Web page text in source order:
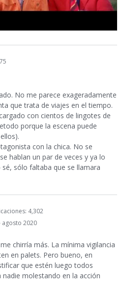
No me parece exageradamente
que trata de viajes en el tiempo.
con cientos de lingotes de
porque la escena puede
con la chica. No se
hablan un par de veces y ya lo
sólo faltaba que se llamara
4,302
2020
chirría más. La mínima vigilancia
en palets. Pero bueno, en
que estén luego todos
molestando en la acción